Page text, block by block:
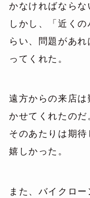
かなければならな
しかし、「近く
らい、問題があ
ってくれた。
遠方からの来店
かせてくれたのだ
そのあたりは期
嬉しかった。
また、バイクロ